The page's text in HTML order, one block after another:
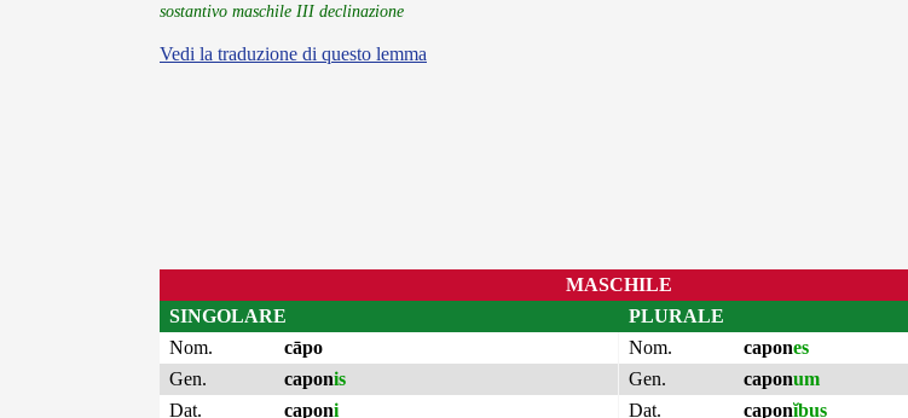
sostantivo maschile III declinazione
Vedi la traduzione di questo lemma
MASCHILE
SINGOLARE
Nom.
cāpo
Gen.
caponis
Dat.
caponi
PLURALE
Nom.
capones
Gen.
caponum
Dat.
caponĭbus